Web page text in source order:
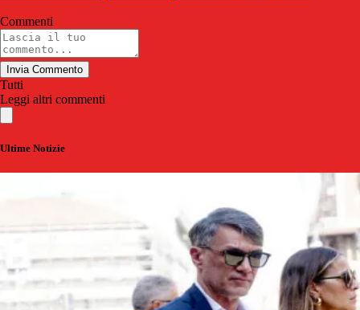
Commenti
Invia Commento
Tutti
Leggi altri commenti
Ultime Notizie